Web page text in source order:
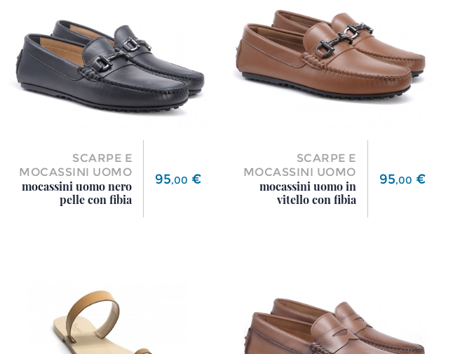
SCARPE E
MOCASSINI UOMO
mocassini uomo nero
pelle con fibia
Prezzo
95,00 €
SCARPE E
MOCASSINI UOMO
mocassini uomo in
vitello con fibia
Prezzo
95,00 €